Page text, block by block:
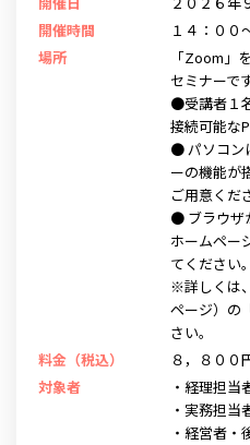
開催時間
１４：００
場所
「Zoom」
セミナーです
●受講者１
接続可能な
● パソコン
ーの機能が
ご用意くだ
● ブラウザ
ホームペー
てください。
※詳しくは
ページ）の
さい。
料金（税込）
８，８００
対象者
・経理担当
・実務担当
・経営者・